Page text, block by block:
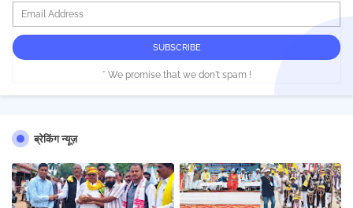
* We promise that we don't spam !
ब्रेकिंग न्यूज़